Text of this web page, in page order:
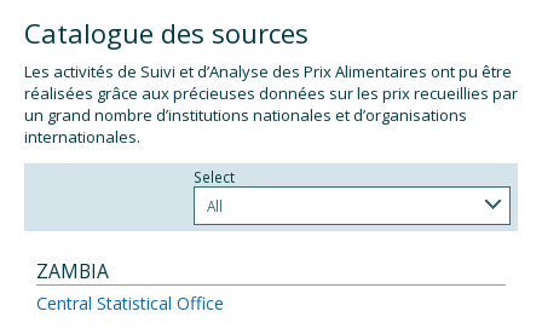
Catalogue des sources
Les activités de Suivi et d’Analyse des Prix Alimentaires ont pu être
réalisées grâce aux précieuses données sur les prix recueillies par
un grand nombre d’institutions nationales et d’organisations
internationales.
Select
All
ZAMBIA
Central Statistical Office